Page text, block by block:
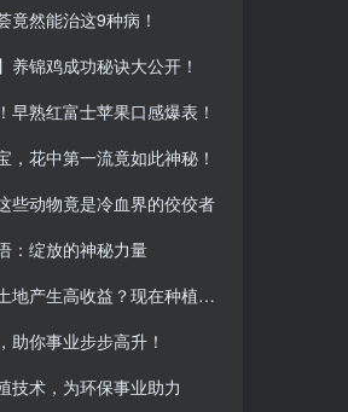
竟然能治这9种病！
养锦鸡成功秘诀大公开！
早熟红富士苹果口感爆表！
，花中第一流竟如此神秘！
些动物竟是冷血界的佼佼者
：绽放的神秘力量
高收益？现在种植这些水果最赚钱！
助你事业步步高升！
技术，为环保事业助力
竟然能治这9种病！
养锦鸡成功秘诀大公开！
早熟红富士苹果口感爆表！
，花中第一流竟如此神秘！
些动物竟是冷血界的佼佼者
：绽放的神秘力量
高收益？现在种植这些水果最赚钱！
助你事业步步高升！
技术，为环保事业助力